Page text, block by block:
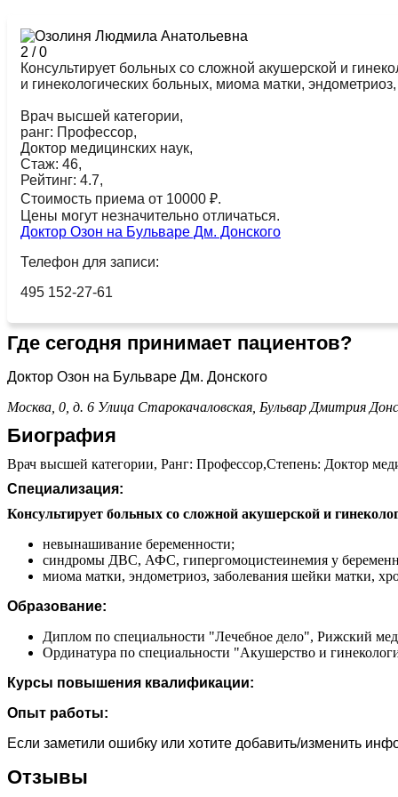
2 /0
Консультирует больных со сложной акушерской и
и гинекологических больных, миома матки,
Врач высшей категории,
ранг: Профессор,
Доктор медицинских наук,
Стаж: 46,
Рейтинг: 4.7,
Стоимость приема от 10000 ₽.
Цены могут незначительно отличаться.
Доктор Озон на Бульваре Дм. Донского
Телефон для записи:
495 152-27-61
Где сегодня принимает пациентов?
Доктор Озон на Бульваре Дм. Донского
Москва, 0, д. 6 Улица Старокачаловская, Бульвар Дмитрия
Биография
Врач высшей категории, Ранг: Профессор,Степень: Доктор
Специализация:
Консультирует больных со сложной акушерской и
невынашивание беременности;
синдромы ДВС, АФС, гипергомоцистеинемия у
миома матки, эндометриоз, заболевания шейки матки,
Образование:
Диплом по специальности "Лечебное дело", Рижский
Ординатура по специальности "Акушерство и
Курсы повышения квалификации:
Опыт работы:
Если заметили ошибку или хотите добавить/изменить
Отзывы